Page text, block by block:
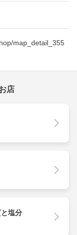
map_detail_355
店
塩分